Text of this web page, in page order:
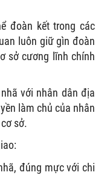
đoàn kết trong các
luôn giữ gìn đoàn
sở cương lĩnh chính
với nhân dân địa
làm chủ của nhân
sở.
đúng mực với chi